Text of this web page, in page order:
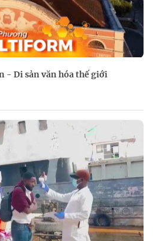
- Di sản văn hóa thế giới